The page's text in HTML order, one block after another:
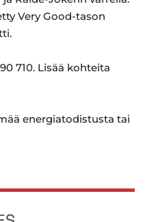
Very Good-tason
710. Lisää kohteita
energiatodistusta tai